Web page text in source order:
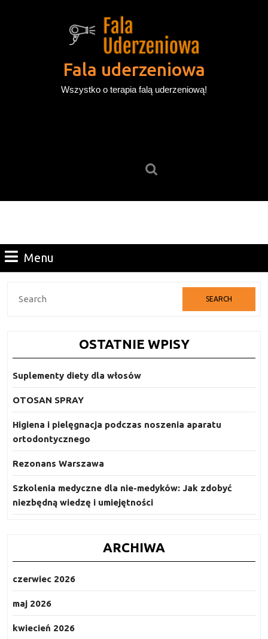
Fala uderzeniowa
Wszystko o terapia falą uderzeniową!
Menu
Search
OSTATNIE WPISY
Suplementy diety dla włosów
OTOSAN SPRAY
Higiena i pielęgnacja podczas noszenia aparatu
ortodontycznego
Rezonans Warszawa
Szkolenia medyczne dla nie-medyków: Jak zdobyć
niezbędną wiedzę i umiejętności
ARCHIWA
czerwiec 2026
maj 2026
kwiecień 2026